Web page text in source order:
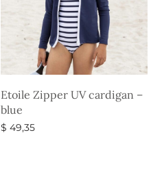
Etoile Zipper UV cardigan –
blue
$ 49,35